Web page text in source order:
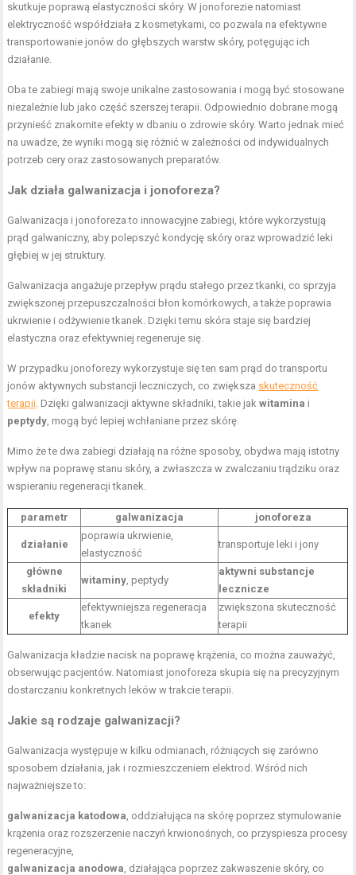
skutkuje poprawą elastyczności skóry. W jonoforezie natomiast
elektryczność współdziała z kosmetykami, co pozwala na efektywne
transportowanie jonów do głębszych warstw skóry, potęgując ich
działanie.
Oba te zabiegi mają swoje unikalne zastosowania i mogą być stosowane
niezależnie lub jako część szerszej terapii. Odpowiednio dobrane mogą
przynieść znakomite efekty w dbaniu o zdrowie skóry. Warto jednak mieć
na uwadze, że wyniki mogą się różnić w zależności od indywidualnych
potrzeb cery oraz zastosowanych preparatów.
Jak działa galwanizacja i jonoforeza?
Galwanizacja i jonoforeza to innowacyjne zabiegi, które wykorzystują
prąd galwaniczny, aby polepszyć kondycję skóry oraz wprowadzić leki
głębiej w jej struktury.
Galwanizacja angażuje przepływ prądu stałego przez tkanki, co sprzyja
zwiększonej przepuszczalności błon komórkowych, a także poprawia
ukrwienie i odżywienie tkanek. Dzięki temu skóra staje się bardziej
elastyczna oraz efektywniej regeneruje się.
W przypadku jonoforezy wykorzystuje się ten sam prąd do transportu
jonów aktywnych substancji leczniczych, co zwiększa skuteczność
terapii. Dzięki galwanizacji aktywne składniki, takie jakwitamina i
peptydy, mogą być lepiej wchłaniane przez skórę.
Mimo że te dwa zabiegi działają na różne sposoby, obydwa mają istotny
wpływ na poprawę stanu skóry, a zwłaszcza w zwalczaniu trądziku oraz
wspieraniu regeneracji tkanek.
parametr galwanizacja jonoforeza
działanie
poprawia ukrwienie,
elastyczność
transportuje leki i jony
główne
składniki
witaminy, peptydy
aktywni substancje
lecznicze
efekty
efektywniejsza regeneracja
tkanek
zwiększona skuteczność
terapii
Galwanizacja kładzie nacisk na poprawę krążenia, co można zauważyć,
obserwując pacjentów. Natomiast jonoforeza skupia się na precyzyjnym
dostarczaniu konkretnych leków w trakcie terapii.
Jakie są rodzaje galwanizacji?
Galwanizacja występuje w kilku odmianach, różniących się zarówno
sposobem działania, jak i rozmieszczeniem elektrod. Wśród nich
najważniejsze to:
galwanizacja katodowa, oddziałująca na skórę poprzez stymulowanie
krążenia oraz rozszerzenie naczyń krwionośnych, co przyspiesza procesy
regeneracyjne,
galwanizacja anodowa, działająca poprzez zakwaszenie skóry, co